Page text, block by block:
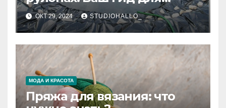
выбора и применения
ОКТ 29, 2024 STUDIOHALLO_
МОДА И КРАСОТА
Пряжа для вязания: что